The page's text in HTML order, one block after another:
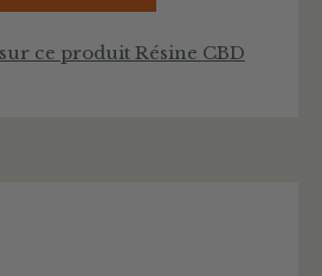
ce produit Résine CBD